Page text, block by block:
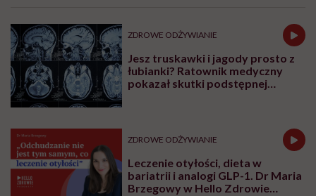
ZDROWE ODŻYWIANIE
Jesz truskawki i jagody prosto z
łubianki? Ratownik medyczny
pokazał skutki podstępnej
ZDROWE ODŻYWIANIE
Leczenie otyłości, dieta w
bariatrii i analogi GLP-1. Dr Maria
Brzegowy w Hello Zdrowie